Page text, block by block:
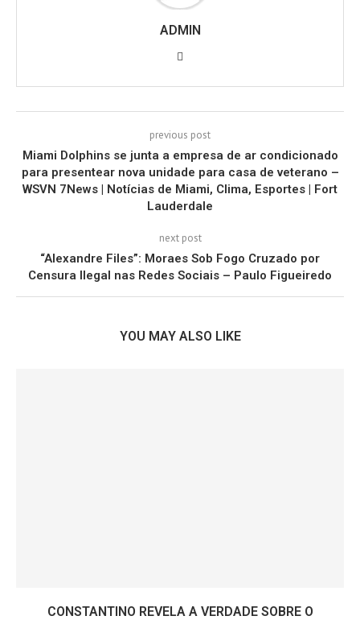
ADMIN
previous post
Miami Dolphins se junta a empresa de ar condicionado
para presentear nova unidade para casa de veterano –
WSVN 7News | Notícias de Miami, Clima, Esportes | Fort
Lauderdale
next post
“Alexandre Files”: Moraes Sob Fogo Cruzado por
Censura Ilegal nas Redes Sociais – Paulo Figueiredo
YOU MAY ALSO LIKE
CONSTANTINO REVELA A VERDADE SOBRE O